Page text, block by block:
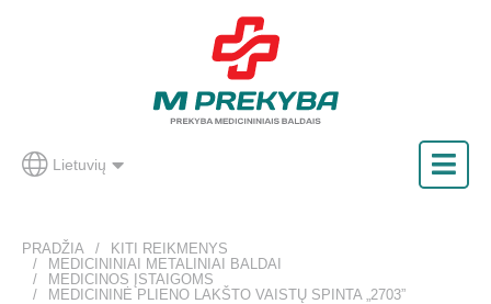
Lietuvių
PRADŽIA
KITI REIKMENYS
MEDICININIAI METALINIAI BALDAI
MEDICINOS ĮSTAIGOMS
MEDICININĖ PLIENO LAKŠTO VAISTŲ SPINTA „2703”